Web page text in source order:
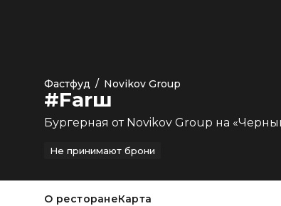
Фастфуд / Novikov Group
#Farш
Бургерная от Novikov Group на
Не принимают брони
О ресторанеКарта